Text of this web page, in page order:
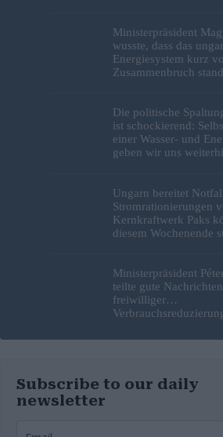
Ministerpräsident
wusste, dass das
Energiesystem kurz
Zusammenbruch
Die politische
ist schockierend:
einer Wasser- und
geben wir uns
Ungarn bereitet
Stromrationierungen
Kernkraftwerk Paks
diesem Wochenende
Ministerpräsident
teilte gute
freiwilliger
wurden
Subscribe to our daily
newsletter